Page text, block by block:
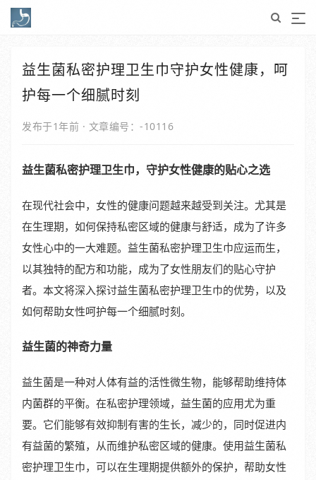
益生菌私密护理卫生巾守护女性健康，呵
护每一个细腻时刻
发布于1年前 · 文章编号：-10116
益生菌私密护理卫生巾，守护女性健康的贴心之选
在现代社会中，女性的健康问题越来越受到关注。尤其是
在生理期，如何保持私密区域的健康与舒适，成为了许多
女性心中的一大难题。益生菌私密护理卫生巾应运而生，
以其独特的配方和功能，成为了女性朋友们的贴心守护
者。本文将深入探讨益生菌私密护理卫生巾的优势，以及
如何帮助女性呵护每一个细腻时刻。
益生菌的神奇力量
益生菌是一种对人体有益的活性微生物，能够帮助维持体
内菌群的平衡。在私密护理领域，益生菌的应用尤为重
要。它们能够有效抑制有害的生长，减少的，同时促进内
有益菌的繁殖，从而维护私密区域的健康。使用益生菌私
密护理卫生巾，可以在生理期提供额外的保护，帮助女性